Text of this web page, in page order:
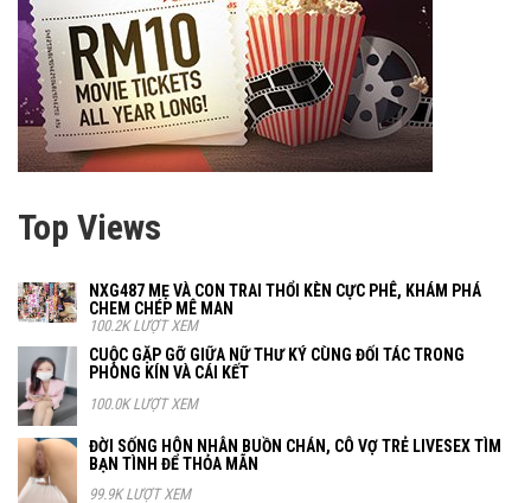
Top Views
NXG487 MẸ VÀ CON TRAI THỔI KÈN CỰC PHÊ, KHÁM PHÁ
CHEM CHÉP MÊ MAN
100.2K LƯỢT XEM
CUỘC GẶP GỠ GIỮA NỮ THƯ KÝ CÙNG ĐỐI TÁC TRONG
PHÒNG KÍN VÀ CÁI KẾT
100.0K LƯỢT XEM
ĐỜI SỐNG HÔN NHÂN BUỒN CHÁN, CÔ VỢ TRẺ LIVESEX TÌM
BẠN TÌNH ĐỂ THỎA MÃN
99.9K LƯỢT XEM